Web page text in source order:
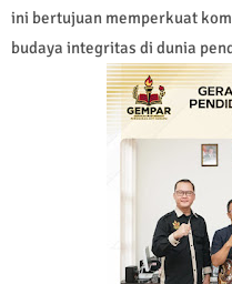
ini bertujuan memperkuat
budaya integritas di dunia